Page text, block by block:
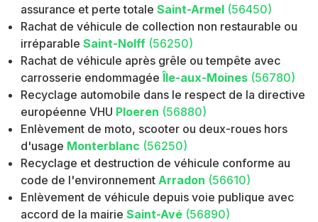
assurance et perte totale Saint-Armel (56450)
Rachat de véhicule de collection non restaurable ou
irréparable Saint-Nolff (56250)
Rachat de véhicule après grêle ou tempête avec
carrosserie endommagée Île-aux-Moines (56780)
Recyclage automobile dans le respect de la directive
européenne VHU Ploeren (56880)
Enlèvement de moto, scooter ou deux-roues hors
d'usage Monterblanc (56250)
Recyclage et destruction de véhicule conforme au
code de l'environnement Arradon (56610)
Enlèvement de véhicule depuis voie publique avec
accord de la mairie Saint-Avé (56890)